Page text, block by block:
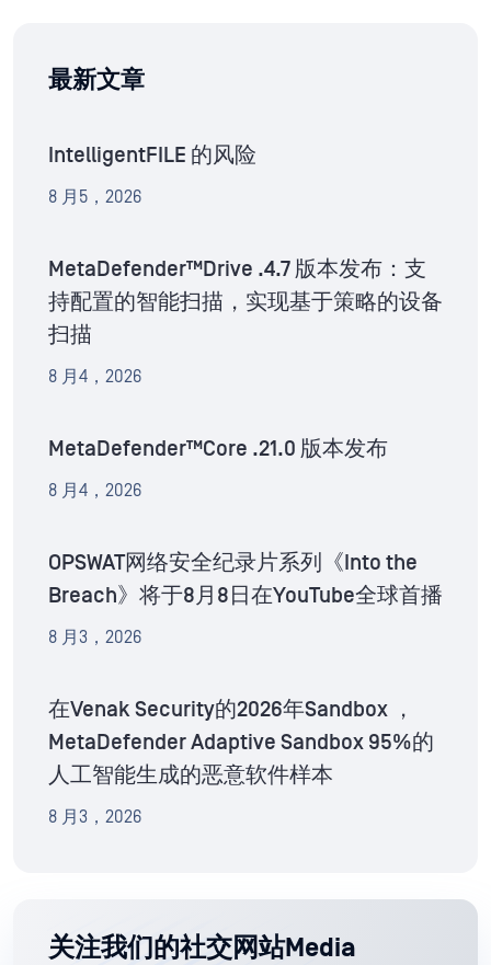
最新文章
IntelligentFILE 的风险
8 月5，2026
MetaDefender™Drive .4.7 版本发布：支
持配置的智能扫描，实现基于策略的设备
扫描
8 月4，2026
MetaDefender™Core .21.0 版本发布
8 月4，2026
OPSWAT网络安全纪录片系列《Into the
Breach》将于8月8日在YouTube全球首播
8 月3，2026
在Venak Security的2026年Sandbox ，
MetaDefender Adaptive Sandbox 95%的
人工智能生成的恶意软件样本
8 月3，2026
关注我们的社交网站Media